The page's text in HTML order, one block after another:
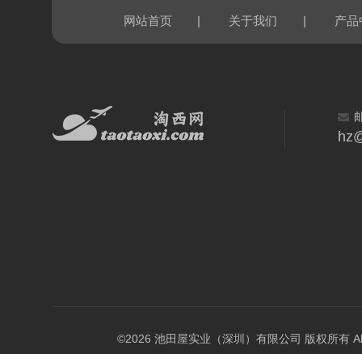
网站首页 | 关于我们 | 产品
©2026 池田屋实业（深圳）有限公司 版权所有